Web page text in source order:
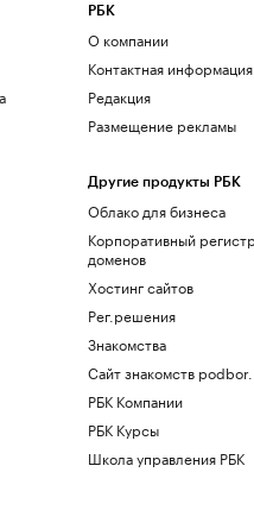
РБК
О компании
Контактная информация
Редакция
Размещение рекламы
Другие продукты РБК
Облако для бизнеса
Корпоративный
доменов
Хостинг сайтов
Рег.решения
Знакомства
Сайт знакомств
РБК Компании
РБК Курсы
Школа управления РБК